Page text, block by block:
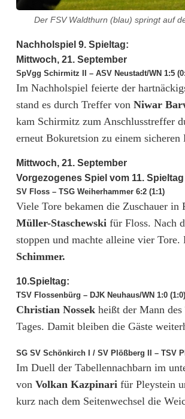
n
t
e
a
m
s
P
i
r
k
n
d
o
t
h
Der FSV Waldthurn (blau) springt auf
Nachholspiel 9. Spieltag:
Mittwoch, 21. September
SpVgg Schirmitz II – ASV Neustadt/WN 1:5
Im Nachholspiel feierte der
stand es durch Treffer von Niwar
kam Schirmitz zum Anschlusstreffer
erneut Bokuretsion zu einem sicheren
Mittwoch, 21. September
Vorgezogenes Spiel vom 11. Spieltag
SV Floss – TSG Weiherhammer 6:2 (1:1)
Viele Tore bekamen die Zuschauer in
Müller-Staschewski für Floss. Nach
stoppen und machte alleine vier Tore.
Schimmer.
10.Spieltag:
TSV Flossenbürg – DJK Neuhaus/WN 1:0 (1:0)
Christian Nossek heißt der Mann
Tages. Damit bleiben die Gäste
SG SV Schönkirch I / SV Plößberg II – TSV
Im Duell der Tabellennachbarn im
von Volkan Kazpinari für Pleystein
kurz nach dem Seitenwechsel die